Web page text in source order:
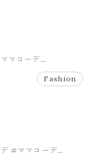
マコーデ
Fashion
#ママコーデ